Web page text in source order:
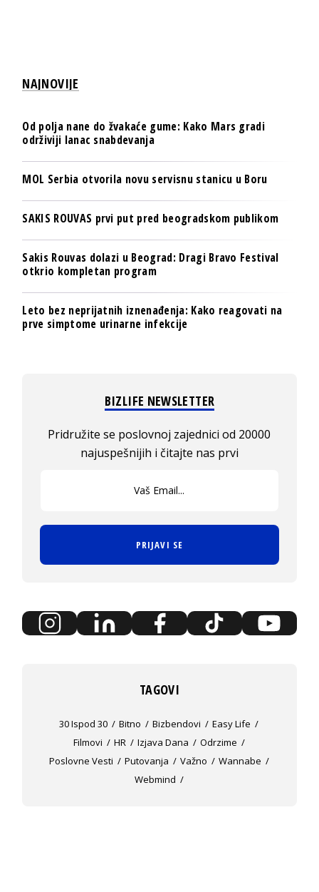
NAJNOVIJE
Od polja nane do žvakaće gume: Kako Mars gradi
održiviji lanac snabdevanja
MOL Serbia otvorila novu servisnu stanicu u Boru
SAKIS ROUVAS prvi put pred beogradskom publikom
Sakis Rouvas dolazi u Beograd: Dragi Bravo Festival
otkrio kompletan program
Leto bez neprijatnih iznenađenja: Kako reagovati na
prve simptome urinarne infekcije
BIZLIFE NEWSLETTER
Pridružite se poslovnoj zajednici od 20000
najuspešnijih i čitajte nas prvi
PRIJAVI SE
TAGOVI
30 Ispod 30 Bitno Bizbendovi
Easy Life
Filmovi
HR Izjava Dana
Odrzime
Poslovne Vesti
Putovanja Važno
Wannabe
Webmind